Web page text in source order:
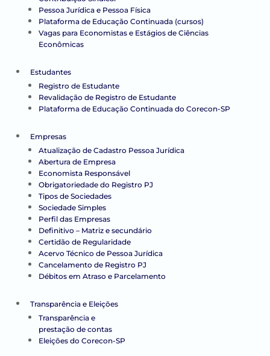
Pessoa Jurídica e Pessoa Física
Plataforma de Educação Continuada (cursos)
Vagas para Economistas e Estágios de Ciências
Econômicas
Estudantes
Registro de Estudante
Revalidação de Registro de Estudante
Plataforma de Educação Continuada do Corecon-SP
Empresas
Atualização de Cadastro Pessoa Jurídica
Abertura de Empresa
Economista Responsável
Obrigatoriedade do Registro PJ
Tipos de Sociedades
Sociedade Simples
Perfil das Empresas
Definitivo – Matriz e secundário
Certidão de Regularidade
Acervo Técnico de Pessoa Jurídica
Cancelamento de Registro PJ
Débitos em Atraso e Parcelamento
Transparência e Eleições
Transparência e
prestação de contas
Eleições do Corecon-SP